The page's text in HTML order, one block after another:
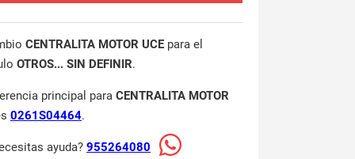
CENTRALITA MOTOR UCE para el
OTROS... SIN DEFINIR.
principal para CENTRALITA MOTOR
0261S04464.
ayuda? 955264080